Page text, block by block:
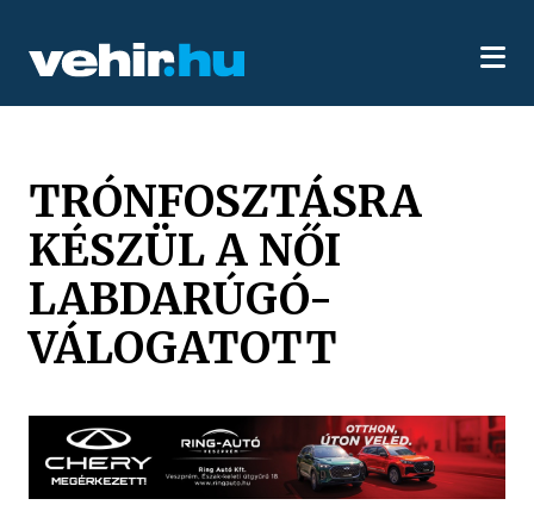
TRÓNFOSZTÁSRA
KÉSZÜL A NŐI
LABDARÚGÓ-
VÁLOGATOTT